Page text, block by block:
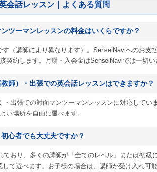
会話レッスン｜よくある質問
ツーマンレッスンの料金はいくらですか？
（講師により異なります）。SenseiNaviへのお支
契約します。月謝・入会金はSenseiNaviでは一切い
師）・出張での英会話レッスンはできますか？
出張での対面マンツーマンレッスンに対応してい
よい場所を自由に選べます。
初心者でも大丈夫ですか？
おり、多くの講師が「全てのレベル」または初級
て選べます。お子様の場合は、講師が受け入れ可